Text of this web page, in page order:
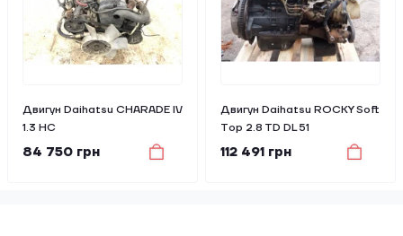
Двигун Daihatsu CHARADE IV
1.3 HC
84 750 грн
Двигун Daihatsu ROCKY Soft
Top 2.8 TD DL 51
112 491 грн